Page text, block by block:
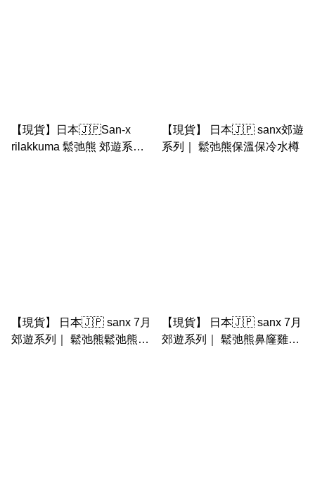
【現貨】日本🇯🇵San-x
rilakkuma 鬆弛熊 郊遊系列
【現貨】 日本🇯🇵 sanx郊遊
系列｜ 鬆弛熊保溫保冷水樽
【現貨】 日本🇯🇵 sanx 7月
郊遊系列｜ 鬆弛熊鬆弛熊磁
【現貨】 日本🇯🇵 sanx 7月
郊遊系列｜ 鬆弛熊鼻窿雞紙